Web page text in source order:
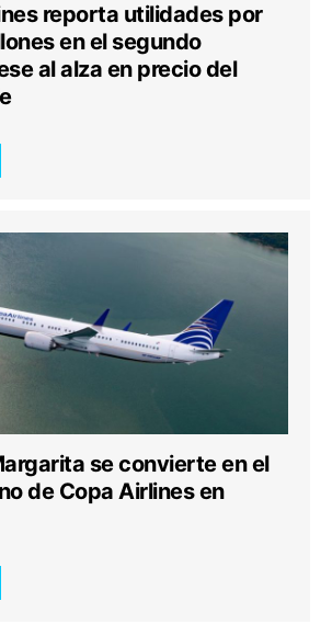
reporta utilidades por
en el segundo
al alza en precio del
se convierte en el
de Copa Airlines en